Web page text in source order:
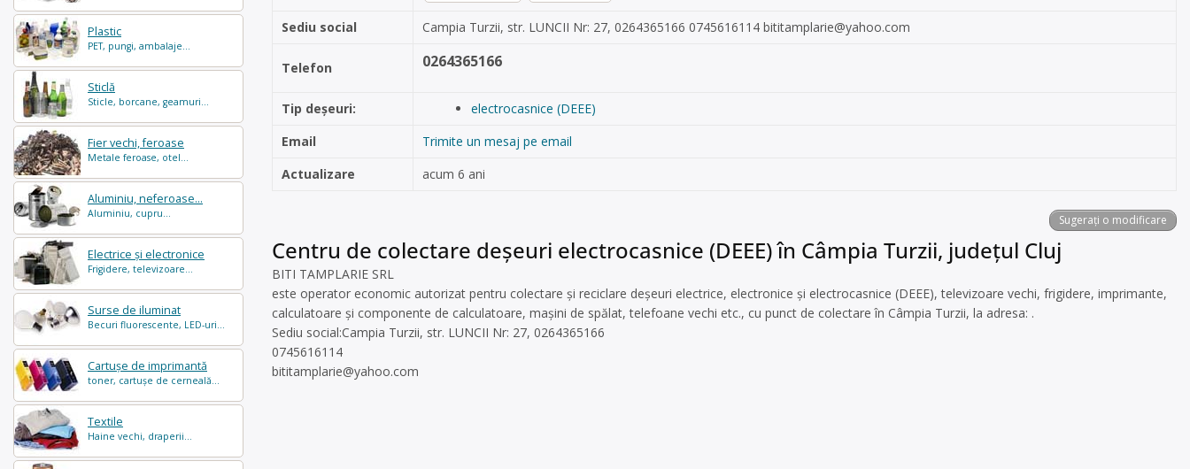
Plastic
PET, pungi, ambalaje...
Sticlă
Sticle, borcane, geamuri...
Fier vechi, feroase
Metale feroase, otel...
Aluminiu, neferoase...
Aluminiu, cupru...
Electrice și electronice
Frigidere, televizoare...
Surse de iluminat
Becuri fluorescente, LED-uri...
Cartușe de imprimantă
toner, cartușe de cerneală...
Textile
Haine vechi, draperii...
Sediu social Campia Turzii, str. LUNCII Nr: 27, 0264365166 0745616114 bititamplarie@yahoo.com
Telefon 0264365166
Tip deșeuri:
electrocasnice (DEEE)
Email
Trimite un mesaj pe email
Actualizare
acum 6 ani
Sugerați o modificare
Centru de colectare deșeuri electrocasnice (DEEE) în Câmpia Turzii, județul Cluj
BITI TAMPLARIE SRL
este operator economic autorizat pentru colectare și reciclare deșeuri electrice, electronice și electrocasnice (DEEE), televizoare vechi, frigidere, imprimante,
calculatoare și componente de calculatoare, mașini de spălat, telefoane vechi etc., cu punct de colectare în Câmpia Turzii, la adresa: .
Sediu social:Campia Turzii, str. LUNCII Nr: 27, 0264365166
0745616114
bititamplarie@yahoo.com